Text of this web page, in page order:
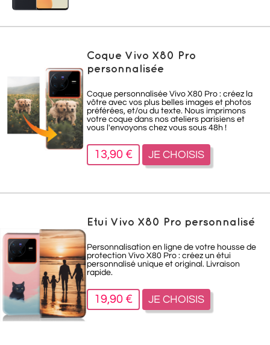
Coque Vivo X80 Pro
personnalisée
Coque personnalisée Vivo X80 Pro : créez la
vôtre avec vos plus belles images et photos
préférées, et/ou du texte. Nous imprimons
votre coque dans nos ateliers parisiens et
vous l'envoyons chez vous sous 48h !
13,90 € JE CHOISIS
Etui Vivo X80 Pro personnalisé
Personnalisation en ligne de votre housse de
protection Vivo X80 Pro : créez un étui
personnalisé unique et original. Livraison
rapide.
19,90 € JE CHOISIS